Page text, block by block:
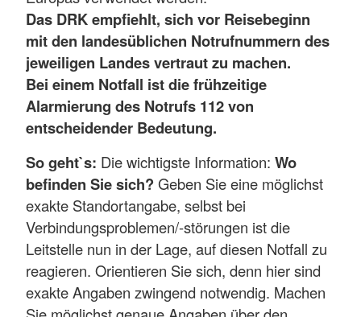
Das DRK empfiehlt, sich vor Reisebeginn
mit den landesüblichen Notrufnummern des
jeweiligen Landes vertraut zu machen.
Bei einem Notfall ist die frühzeitige
Alarmierung des Notrufs 112 von
entscheidender Bedeutung.
So geht`s: Die wichtigste Information: Wo
befinden Sie sich?Geben Sie eine möglichst
exakte Standortangabe, selbst bei
Verbindungsproblemen/-störungen ist die
Leitstelle nun in der Lage, auf diesen Notfall zu
reagieren. Orientieren Sie sich, denn hier sind
exakte Angaben zwingend notwendig. Machen